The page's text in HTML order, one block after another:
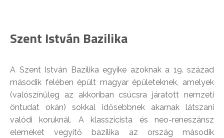
Szent István Bazilika
A Szent István Bazilika egyike azoknak a 19. század
második felében épült magyar épületeknek, amelyek
(valószínűleg az akkoriban csúcsra járatott nemzeti
öntudat okán) sokkal idősebbnek akarnak látszani
valódi koruknál. A klasszicista és neo-reneszánsz
elemeket vegyítő bazilika az ország második